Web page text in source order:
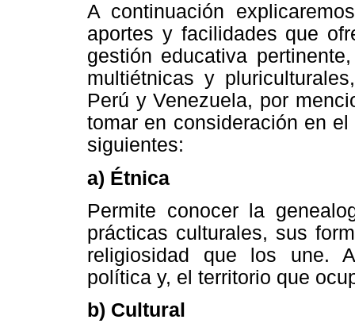
A continuación
aportes y facilidades que
gestión educativa
multiétnicas y
Perú y Venezuela, por
tomar en consideración en
siguientes:
a) Étnica
Permite conocer la
prácticas culturales, sus
religiosidad que los une.
política y, el territorio que
b) Cultural